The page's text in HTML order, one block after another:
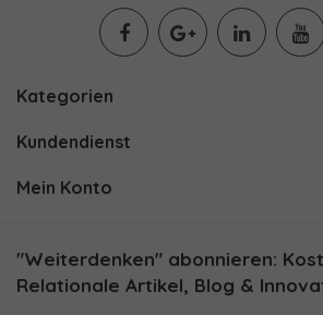
Kategorien
Kundendienst
Mein Konto
"Weiterdenken" abonnieren:
Relationale Artikel, Blog &